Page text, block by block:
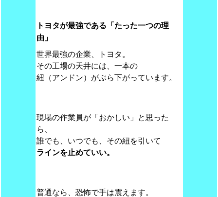
トヨタが最強である「たった一つの理
由」
世界最強の企業、トヨタ。
その工場の天井には、一本の
紐（アンドン）がぶら下がっています。
現場の作業員が「おかしい」と思った
ら、
誰でも、いつでも、その紐を引いて
ラインを止めていい。
普通なら、恐怖で手は震えます。